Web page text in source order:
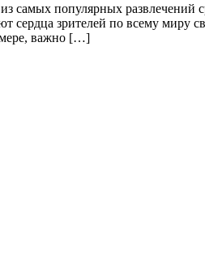
популярных развлечений
сердца зрителей по всему
мере, важно […]